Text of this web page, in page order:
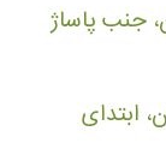
جنب پاساژ
ابتدای